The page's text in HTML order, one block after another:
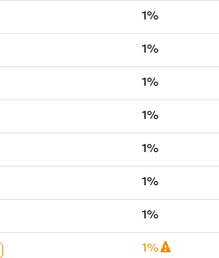
1%
1%
1%
1%
1%
1%
1%
1%